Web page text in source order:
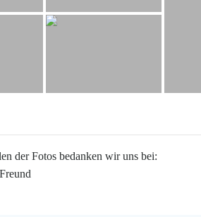
der Fotos bedanken wir uns bei: